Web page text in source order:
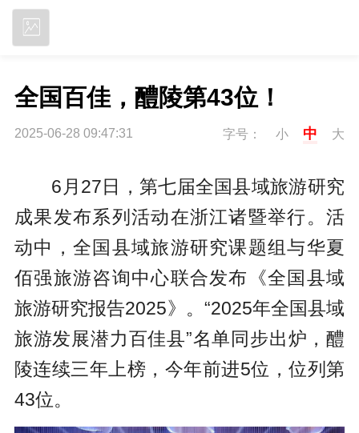
全国百佳，醴陵第43位！
2025-06-28 09:47:31 字号： 小 中 大
6月27日，第七届全国县域旅游研究
成果发布系列活动在浙江诸暨举行。活
动中，全国县域旅游研究课题组与华夏
佰强旅游咨询中心联合发布《全国县域
旅游研究报告2025》。“2025年全国县域
旅游发展潜力百佳县”名单同步出炉，醴
陵连续三年上榜，今年前进5位，位列第
43位。